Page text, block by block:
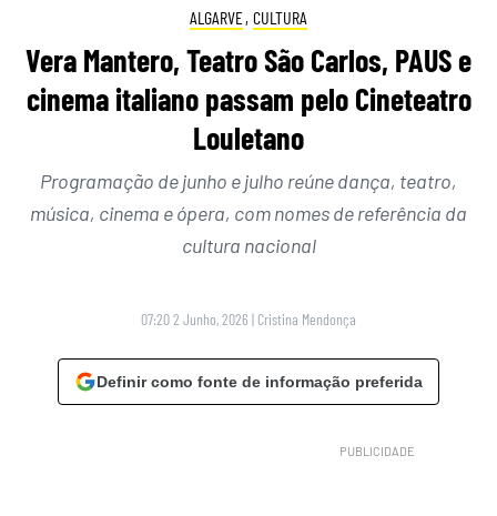
ALGARVE, CULTURA
Vera Mantero, Teatro São Carlos, PAUS e
cinema italiano passam pelo Cineteatro
Louletano
Programação de junho e julho reúne dança, teatro,
música, cinema e ópera, com nomes de referência da
cultura nacional
07:20 2 Junho, 2026 | Cristina Mendonça
Definir como fonte de informação preferida